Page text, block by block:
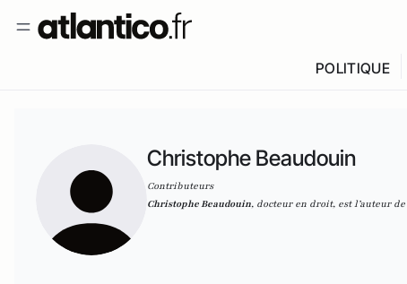
POLITIQUE
Christophe Beaudouin
Contributeurs
Christophe Beaudouin, docteur en droit, est l’auteur de